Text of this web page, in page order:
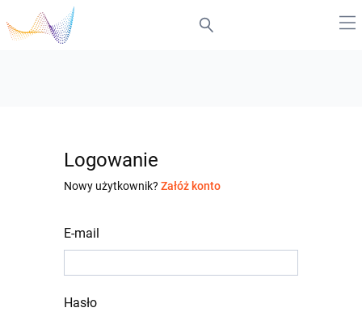
Logowanie
Nowy użytkownik? Załóż konto
E-mail
Hasło